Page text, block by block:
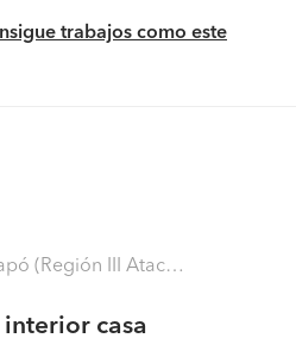
trabajos como este
III Atacama - Copiapó)
casa